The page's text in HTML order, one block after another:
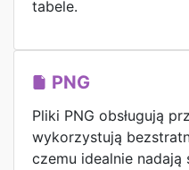
tabele.
PNG
Pliki PNG obsługują
wykorzystują
czemu idealnie